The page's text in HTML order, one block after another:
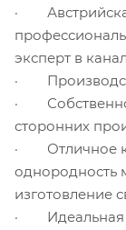
·
эксперт в
·
·
сторонних
· Отличное
однородность
изготовление
· Идеальная